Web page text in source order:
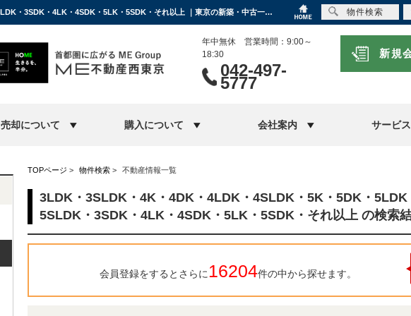
3LDK・3SLDK・4K・4DK・4LDK・4SLDK・5K・5DK・5LDK・5SLDK・3SDK・4LK・4SDK・5LK・5SDK・それ以上 ｜東京の新築・中古一戸建て、不動産情報ならME不動産西東京にお任せください
年中無休 営業時間：9:00～
18:30
042-497-
5777
新規
売却について 購入について 会社案内 サービ
TOPページ > 物件検索 > 不動産情報一覧
3LDK・3SLDK・4K・4DK・4LDK・4SLDK・5K・5DK・5LDK
5SLDK・3SDK・4LK・4SDK・5LK・5SDK・それ以上 の検索
会員登録をするとさらに 16204件の中から探せます。
物件検索